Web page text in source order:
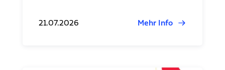
21.07.2026 Mehr Info